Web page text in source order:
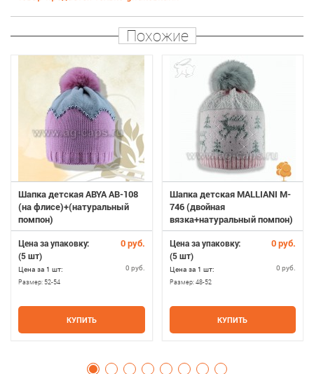
Похожие
Шапка детская ABYA AB-108
(на флисе)+(натуральный
помпон)
Цена за упаковку: 0 руб.
(5 шт)
Цена за 1 шт: 0 руб.
Размер:52-54
КУПИТЬ
Шапка детская MALLIANI M-
746 (двойная
вязка+натуральный помпон)
Цена за упаковку: 0 руб.
(5 шт)
Цена за 1 шт: 0 руб.
Размер: 48-52
КУПИТЬ